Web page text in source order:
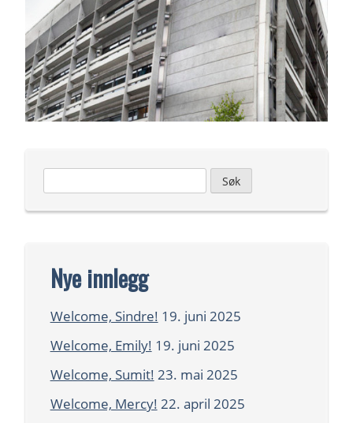
etter:
Nye innlegg
Welcome, Sindre! 19. juni 2025
Welcome, Emily! 19. juni 2025
Welcome, Sumit! 23. mai 2025
Welcome, Mercy! 22. april 2025